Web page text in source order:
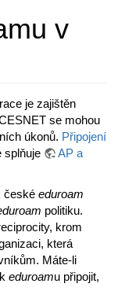
v
je zajištěn
se mohou
úkonů. Připojení
splňuje
AP a
české eduroam
politiku.
krom
která
Máte-li
eduroamu připojit,